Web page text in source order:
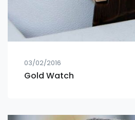
03/02/2016
Gold Watch